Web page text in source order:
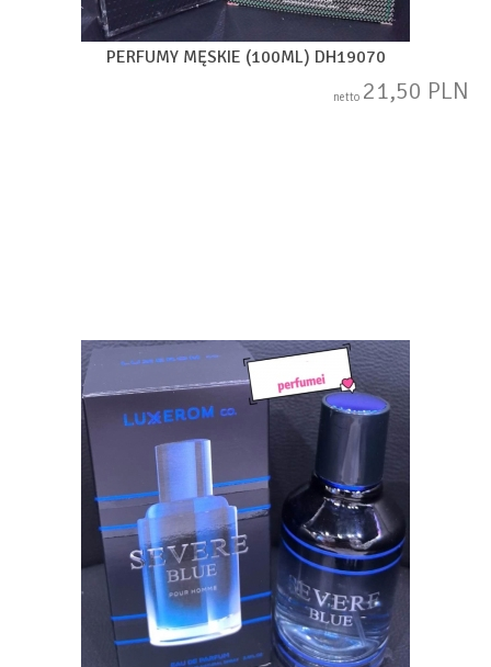
PERFUMY MĘSKIE (100ML) DH19070
netto 21,50 PLN